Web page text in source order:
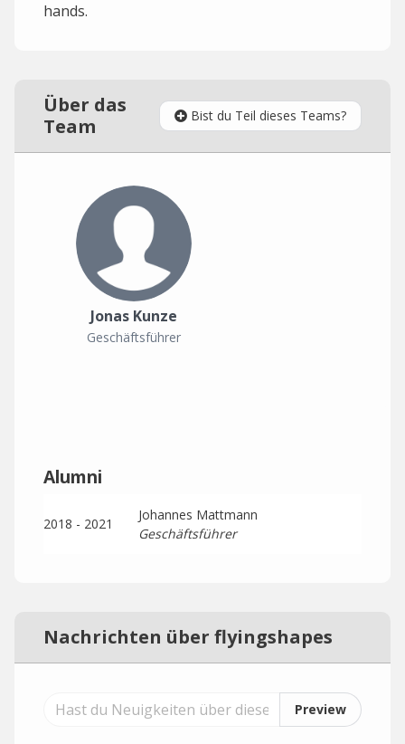
hands.
Über das
Team
Bist du Teil dieses Teams?
Jonas Kunze
Geschäftsführer
Alumni
2018 - 2021
Johannes Mattmann
Geschäftsführer
Nachrichten über flyingshapes
Preview